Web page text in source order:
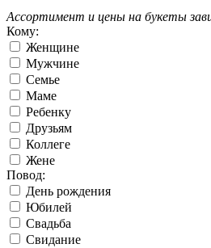
Ассортимент и цены на букеты
Кому:
Женщине
Мужчине
Семье
Маме
Ребенку
Друзьям
Коллеге
Жене
Повод:
День рождения
Юбилей
Свадьба
Свидание